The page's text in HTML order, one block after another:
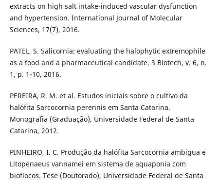
extracts on high salt intake-induced vascular dysfunction
and hypertension. International Journal of Molecular
Sciences, 17(7), 2016.
PATEL, S. Salicornia: evaluating the halophytic extremophile
as a food and a pharmaceutical candidate. 3 Biotech, v. 6, n.
1, p. 1-10, 2016.
PEREIRA, R. M. et al. Estudos iniciais sobre o cultivo da
halófita Sarcocornia perennis em Santa Catarina.
Monografia (Graduação), Universidade Federal de Santa
Catarina, 2012.
PINHEIRO, I. C. Produção da halófita Sarcocornia ambigua e
Litopenaeus vannamei em sistema de aquaponia com
bioflocos. Tese (Doutorado), Universidade Federal de Santa